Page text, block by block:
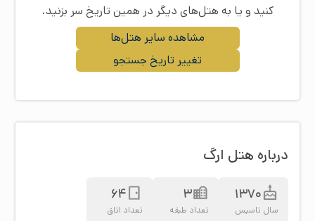
کنید و یا به هتل‌های دیگر در همین تاریخ سر بزنید.
تغییر تاریخ جستجو
مشاهده سایر هتل‌ها
درباره هتل ارگ
1370
سال تاسیس
3
تعداد طبقه
64
تعداد اتاق